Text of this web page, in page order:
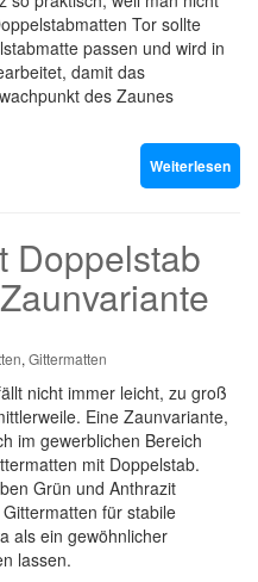
Tor sollte
passen und wird in
damit das
des Zaunes
Weiterlesen
Doppelstab
, Gittermatten
nicht immer leicht, zu groß
Eine Zaunvariante,
im gewerblichen Bereich
mit Doppelstab.
Grün und Anthrazit
für stabile
als ein gewöhnlicher
lassen.